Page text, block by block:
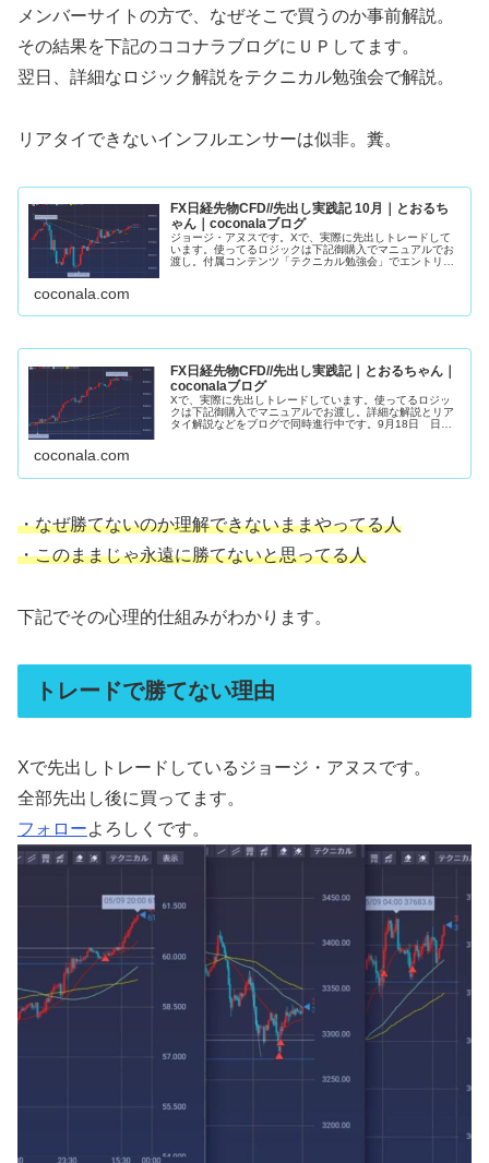
メンバーサイトの方で、なぜそこで買うのか事前解説。
その結果を下記のココナラブログにＵＰしてます。
翌日、詳細なロジック解説をテクニカル勉強会で解説。
リアタイできないインフルエンサーは似非。糞。
FX日経先物CFD//先出し実践記 10月｜とおるち
ゃん｜coconalaブログ
ジョージ・アヌスです。Xで、実際に先出しトレードして
います。使ってるロジックは下記御購入でマニュアルでお
渡し。付属コンテンツ「テクニカル勉強会」でエントリー
coconala.com
FX日経先物CFD//先出し実践記｜とおるちゃん｜
coconalaブログ
Xで、実際に先出しトレードしています。使ってるロジッ
クは下記御購入でマニュアルでお渡し。詳細な解説とリア
タイ解説などをブログで同時進行中です。9月18日 日経
coconala.com
・なぜ勝てないのか理解できないままやってる人
・このままじゃ永遠に勝てないと思ってる人
下記でその心理的仕組みがわかります。
トレードで勝てない理由
Xで先出しトレードしているジョージ・アヌスです。
全部先出し後に買ってます。
フォローよろしくです。